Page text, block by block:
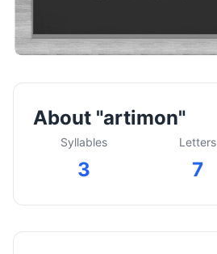
About "artimon"
Syllables
3
Letters
7